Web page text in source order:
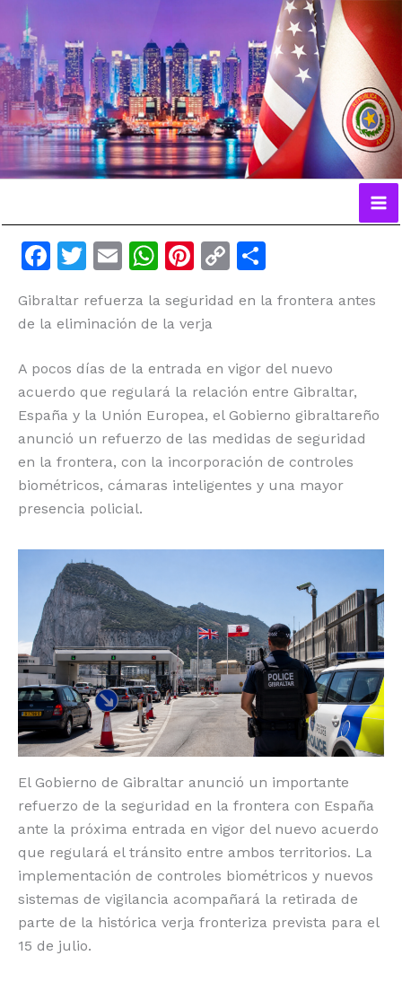
contenido
F
c
b
o
o
k
T
itt
E
ai
W
at
A
p
p
Pi
te
re
st
C
p
Li
n
k
m
ar
ti
r
Gibraltar refuerza la seguridad en la frontera antes
de la eliminación de la verja
A pocos días de la entrada en vigor del nuevo
acuerdo que regulará la relación entre Gibraltar,
España y la Unión Europea, el Gobierno gibraltareño
anunció un refuerzo de las medidas de seguridad
en la frontera, con la incorporación de controles
biométricos, cámaras inteligentes y una mayor
presencia policial.
El Gobierno de Gibraltar anunció un importante
refuerzo de la seguridad en la frontera con España
ante la próxima entrada en vigor del nuevo acuerdo
que regulará el tránsito entre ambos territorios. La
implementación de controles biométricos y nuevos
sistemas de vigilancia acompañará la retirada de
parte de la histórica verja fronteriza prevista para el
15 de julio.